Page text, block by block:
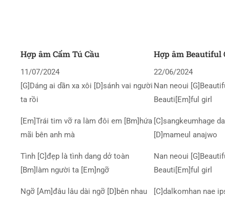
Hợp âm Cẩm Tú Cầu
11/07/2024
[G]Dáng ai dần xa xôi [D]sánh vai người
ta rồi
[Em]Trái tim vỡ ra làm đôi em [Bm]hứa
mãi bên anh mà
Tình [C]đẹp là tình dang dở toàn
[Bm]làm người ta [Em]ngỡ
Ngỡ [Am]đâu lâu dài ngỡ [D]bên nhau
Hợp âm Beautiful
22/06/2024
Nan neoui
Beauti[Em]ful girl
[C]sangkeumhage
[D]mameul anajwo
Nan neoui
Beauti[Em]ful girl
[C]dalkomhan nae